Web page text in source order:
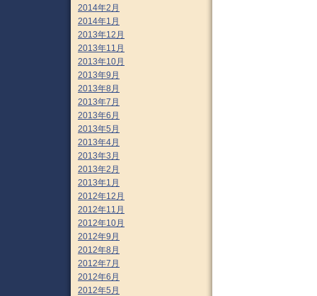
2014年2月
2014年1月
2013年12月
2013年11月
2013年10月
2013年9月
2013年8月
2013年7月
2013年6月
2013年5月
2013年4月
2013年3月
2013年2月
2013年1月
2012年12月
2012年11月
2012年10月
2012年9月
2012年8月
2012年7月
2012年6月
2012年5月